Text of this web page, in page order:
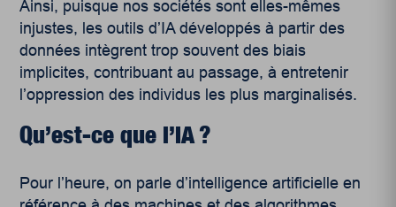
Ainsi, puisque nos sociétés sont elles-mêmes
injustes, les outils d’IA développés à partir des
données intègrent trop souvent des biais
implicites, contribuant au passage, à entretenir
l’oppression des individus les plus marginalisés.
Qu’est-ce que l’IA ?
Pour l’heure, on parle d’intelligence artificielle en